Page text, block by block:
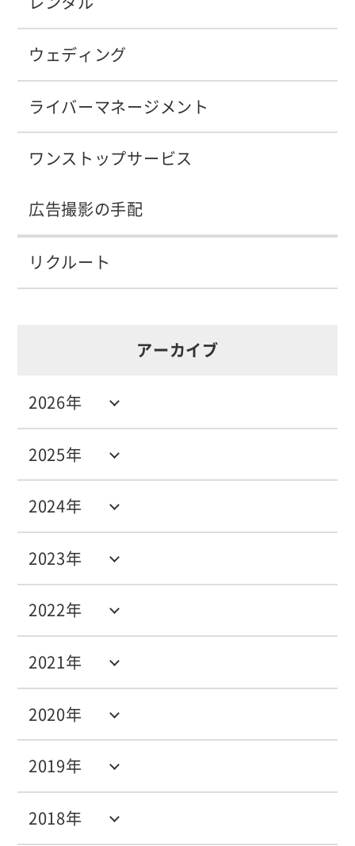
ウェディング
ライバーマネージメント
ワンストップサービス
広告撮影の手配
リクルート
アーカイブ
2018年
2019年
2020年
2021年
2022年
2023年
2024年
2025年
2026年